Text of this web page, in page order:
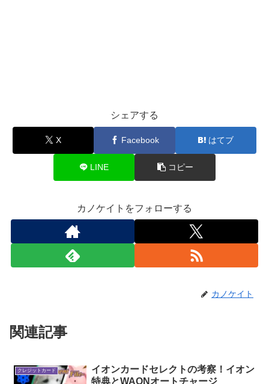
シェアする
X Facebook はてブ
LINE コピー
カノケイトをフォローする
カノケイト
関連記事
クレジットカード
イオンカードセレクトの考察！イオン
特典とWAONオートチャージ